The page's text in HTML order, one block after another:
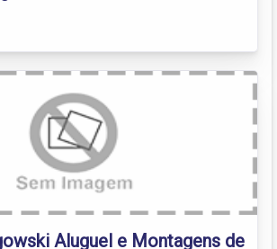
Aluguel e Montagens de